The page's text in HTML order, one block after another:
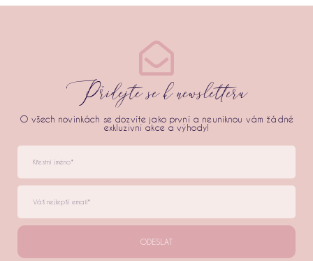
Přidejte se k newsletteru
O všech novinkách se dozvíte jako první a neuniknou vám žádné
exkluzivní akce a výhody!
ODESLAT